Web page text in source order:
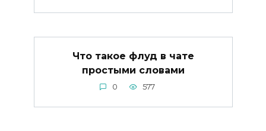
Что такое флуд в чате
простыми словами
0 577